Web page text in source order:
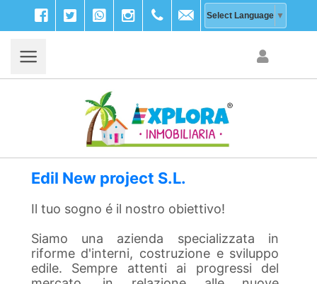
FacebookTwitter WhatsAppInstagram
+39
203
9756
info@explora-
Select Language ▼
Edil New project S.L.
Il tuo sogno é il nostro obiettivo!
Siamo una azienda specializzata in
riforme d'interni, costruzione e sviluppo
edile. Sempre attenti ai progressi del